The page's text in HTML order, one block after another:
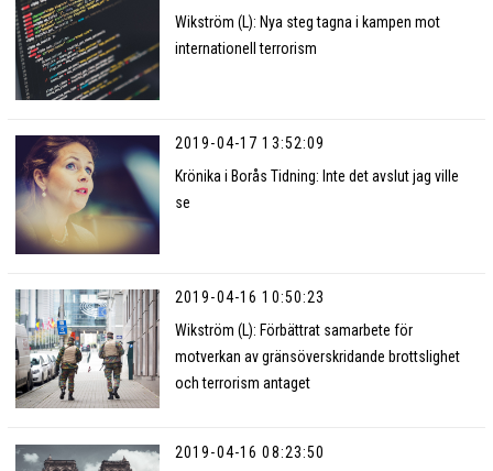
Wikström (L): Nya steg tagna i kampen mot
internationell terrorism
2019-04-17 13:52:09
Krönika i Borås Tidning: Inte det avslut jag ville
se
2019-04-16 10:50:23
Wikström (L): Förbättrat samarbete för
motverkan av gränsöverskridande brottslighet
och terrorism antaget
2019-04-16 08:23:50